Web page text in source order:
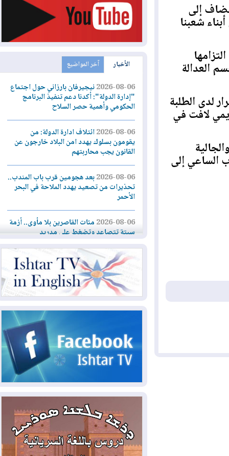
إلى
شعبنا
الطلبة
لافت في
إلى
الأخبار آخر المواضيع
2026-08-06نيجيرفان بارزاني حول اجتماع
"إدارة الدولة": أكدنا دعم تنفيذ البرنامج
الحكومي وأهمية حصر السلاح
2026-08-06ائتلاف ادارة الدولة: من
يقومون بسلوك يهدد امن البلاد خارجون عن
القانون يجب محاربتهم
2026-08-06بعد هجومين قرب باب المندب..
تحذيرات من تصعيد يهدد الملاحة في البحر
الأحمر
2026-08-06مئات القاصرين بلا مأوى.. أزمة
سبتة تتصاعد وتضغط على مدريد
2026-08-05
لمدة عام.. بدء توريد 100
مليون قدم مكعب يومياً من غاز كورمور في
إقليم كوردستان إلى وزارة الكهرباء العراقية
ملامح أخطر التحديات التي تواجه العراق
2026-08-05
حرائق فرنسا.. توقيف 402
شخص بينهم 156 قاصرا منذ بداية موسم
الحرائق
2026-08-04سومو: إنتاج النفط في إقليم
كوردستان انخفض إلى أقل من 10%
2026-08-04ملفات حقبة الكاظمي تعود إلى
الواجهة.. أنباء عن مراجعات قضائية
وتحقيقات أوسع في قضايا فساد